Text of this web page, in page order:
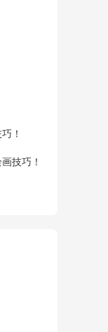
！
技巧！